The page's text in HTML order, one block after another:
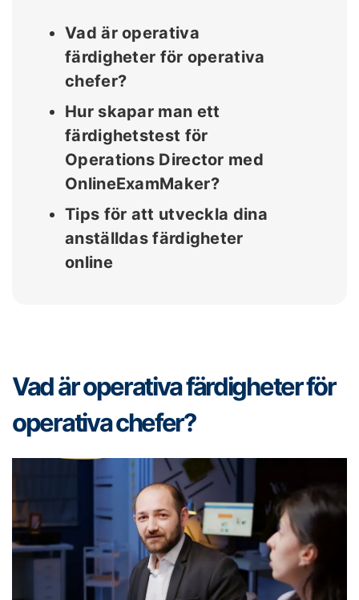
Vad är operativa
färdigheter för operativa
chefer?
Hur skapar man ett
färdighetstest för
Operations Director med
OnlineExamMaker?
Tips för att utveckla dina
anställdas färdigheter
online
Vad är operativa färdigheter för
operativa chefer?